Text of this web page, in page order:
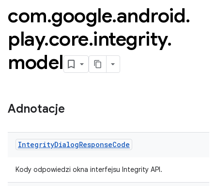
com.google.android.
play.core.integrity.
model
Adnotacje
IntegrityDialogResponseCode
Kody odpowiedzi okna interfejsu Integrity API.